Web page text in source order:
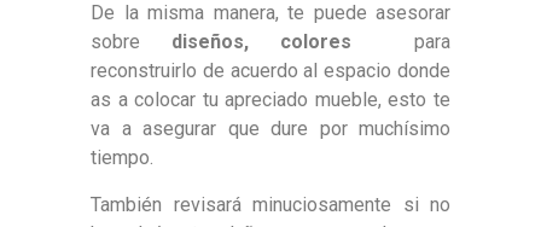
De la misma manera, te puede asesorar
sobre diseños, colores para
reconstruirlo de acuerdo al espacio donde
as a colocar tu apreciado mueble, esto te
va a asegurar que dure por muchísimo
tiempo.
También revisará minuciosamente si no